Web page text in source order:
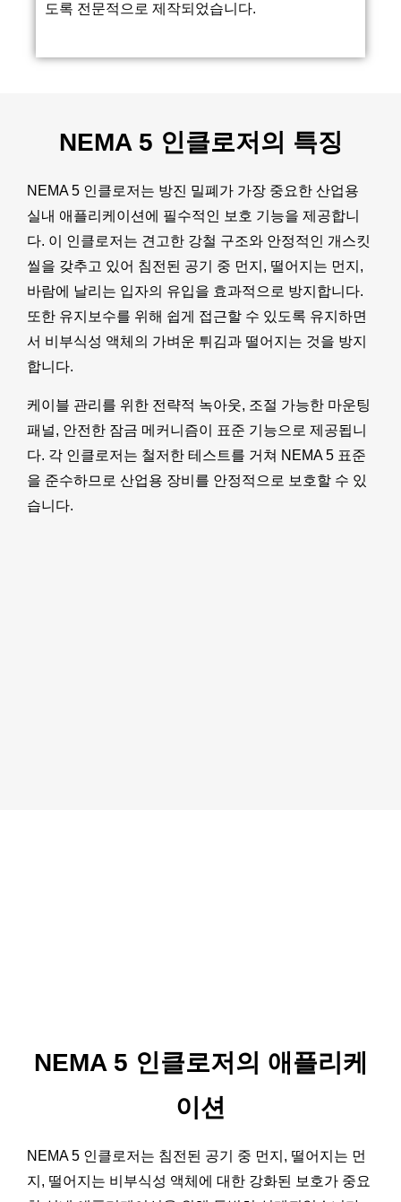
도록 전문적으로 제작되었습니다.
NEMA 5 인클로저의 특징
NEMA 5 인클로저는 방진 밀폐가 가장 중요한 산업용
실내 애플리케이션에 필수적인 보호 기능을 제공합니
다. 이 인클로저는 견고한 강철 구조와 안정적인 개스킷
씰을 갖추고 있어 침전된 공기 중 먼지, 떨어지는 먼지,
바람에 날리는 입자의 유입을 효과적으로 방지합니다.
또한 유지보수를 위해 쉽게 접근할 수 있도록 유지하면
서 비부식성 액체의 가벼운 튀김과 떨어지는 것을 방지
합니다.
케이블 관리를 위한 전략적 녹아웃, 조절 가능한 마운팅
패널, 안전한 잠금 메커니즘이 표준 기능으로 제공됩니
다. 각 인클로저는 철저한 테스트를 거쳐 NEMA 5 표준
을 준수하므로 산업용 장비를 안정적으로 보호할 수 있
습니다.
NEMA 5 인클로저의 애플리케
이션
NEMA 5 인클로저는 침전된 공기 중 먼지, 떨어지는 먼
지, 떨어지는 비부식성 액체에 대한 강화된 보호가 중요